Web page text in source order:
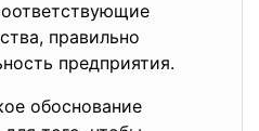
правильно
предприятия.
обоснование